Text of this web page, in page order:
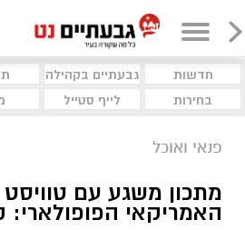
חדשות גבעתיים בקהילה
בחירות
לייף סטייל
פנאי ואוכל
מתכון משגע עם
האמריקאי הפופולארי: